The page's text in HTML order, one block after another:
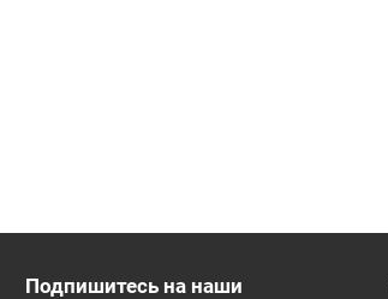
Подпишитесь на наши